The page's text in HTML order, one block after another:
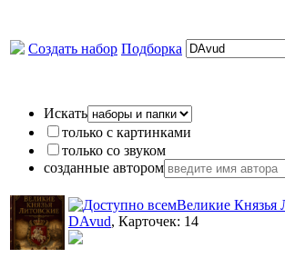
Создать набор Подборка
Искать
только с картинками
только со звуком
созданные автором
Великие Князья
DAvud, Карточек: 14